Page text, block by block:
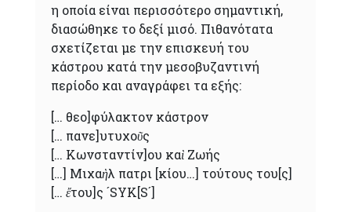
η οποία είναι περισσότερο σημαντική,
διασώθηκε το δεξί μισό. Πιθανότατα
σχετίζεται με την επισκευή του
κάστρου κατά την μεσοβυζαντινή
περίοδο και αναγράφει τα εξής:
[… θεο]φύλακτον κάστρον
[… πανε]υτυχοῦς
[… Kωνσταντίν]ου καὶ Zωής
[…] Mιχαὴλ πατρι [κίου…] τούτους του[ς]
[… ἔτου]ς ´SYK[S´]